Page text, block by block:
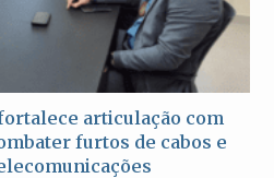
articulação com
furtos de cabos e